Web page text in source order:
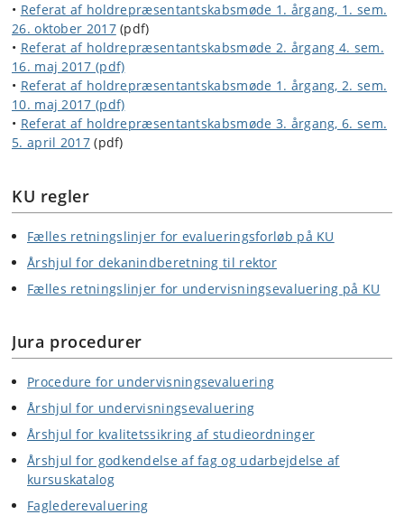
• Referat af holdrepræsentantskabsmøde 1. årgang, 1. sem.
26. oktober 2017(pdf)
• Referat af holdrepræsentantskabsmøde 2. årgang 4. sem.
16. maj 2017 (pdf)
• Referat af holdrepræsentantskabsmøde 1. årgang, 2. sem.
10. maj 2017 (pdf)
• Referat af holdrepræsentantskabsmøde 3. årgang, 6. sem.
5. april 2017(pdf)
KU regler
Fælles retningslinjer for evalueringsforløb på KU
Årshjul for dekanindberetning til rektor
Fælles retningslinjer for undervisningsevaluering på KU
Jura procedurer
Procedure for undervisningsevaluering
Årshjul for undervisningsevaluering
Årshjul for kvalitetssikring af studieordninger
Årshjul for godkendelse af fag og udarbejdelse af
kursuskatalog
Faglederevaluering